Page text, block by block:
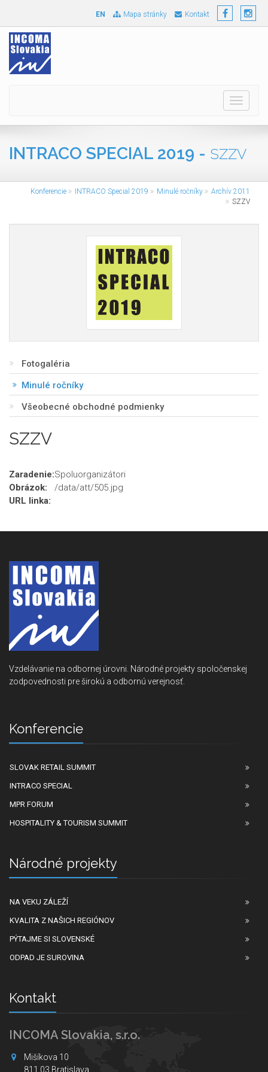
EN Mapa stránky Kontakt
Toggle
INTRACO SPECIAL 2019 - SZZV
Konferencie INTRACO Special 2019 Minulé ročníky
Archív 2011
SZZV
Fotogaléria
Minulé ročníky
Všeobecné obchodné podmienky
SZZV
Zaradenie:Spoluorganizátori
Obrázok:
/data/att/505.jpg
URL linka:
Vzdelávanie na odbornej úrovni. Národné projekty spoločenskej
zodpovednosti pre širokú a odbornú verejnosť.
Konferencie
SLOVAK RETAIL SUMMIT
INTRACO SPECIAL
MPR FORUM
HOSPITALITY & TOURISM SUMMIT
Národné projekty
NA VEKU ZÁLEŽÍ
KVALITA Z NAŠICH REGIÓNOV
PÝTAJME SI SLOVENSKÉ
ODPAD JE SUROVINA
Kontakt
INCOMA Slovakia, s.r.o.
Mišíkova 10
811 03 Bratislava